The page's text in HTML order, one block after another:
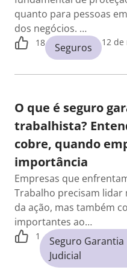
quanto para pessoas
dos negócios. …
18 Seguros 12 de
O que é seguro
trabalhista?
cobre, quando
importância
Empresas que
Trabalho precisam lidar
da ação, mas também
importantes ao…
1
Seguro Garantia
Judicial